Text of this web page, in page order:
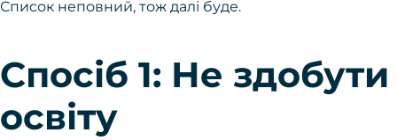
Список неповний, тож далі буде.
Спосіб 1: Не здобути
освіту